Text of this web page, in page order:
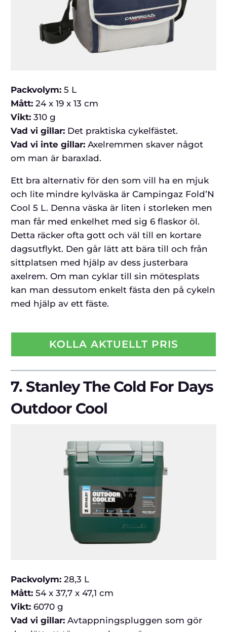
Packvolym:5 L
Mått:24 x 19 x 13 cm
Vikt:310 g
Vad vi gillar: Det praktiska cykelfästet.
Vad vi inte gillar: Axelremmen skaver något
om man är baraxlad.
Ett bra alternativ för den som vill ha en mjuk
och lite mindre kylväska är Campingaz Fold’N
Cool 5 L. Denna väska är liten i storleken men
man får med enkelhet med sig 6 flaskor öl.
Detta räcker ofta gott och väl till en kortare
dagsutflykt. Den går lätt att bära till och från
sittplatsen med hjälp av dess justerbara
axelrem. Om man cyklar till sin mötesplats
kan man dessutom enkelt fästa den på cykeln
med hjälp av ett fäste.
KOLLA AKTUELLT PRIS
7. Stanley The Cold For Days
Outdoor Cool
Packvolym:28,3 L
Mått:54 x 37,7 x 47,1 cm
Vikt:6070 g
Vad vi gillar: Avtappningspluggen som gör